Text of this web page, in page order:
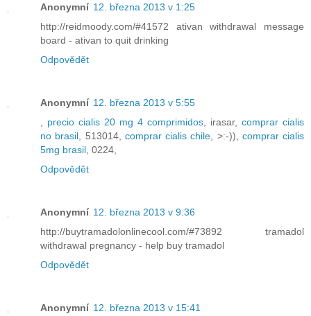
Anonymní 12. března 2013 v 1:25
http://reidmoody.com/#41572 ativan withdrawal message
board - ativan to quit drinking
Odpovědět
Anonymní 12. března 2013 v 5:55
precio cialis 20 mg 4 comprimidos , irasar, comprar cialis
no brasil , 513014, comprar cialis chile , >:-)), comprar cialis
5mg brasil , 0224,
Odpovědět
Anonymní 12. března 2013 v 9:36
http://buytramadolonlinecool.com/#73892 tramadol
withdrawal pregnancy - help buy tramadol
Odpovědět
Anonymní 12. března 2013 v 15:41